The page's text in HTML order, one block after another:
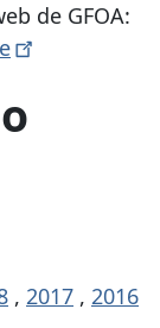
de GFOA:
, 2017 , 2016